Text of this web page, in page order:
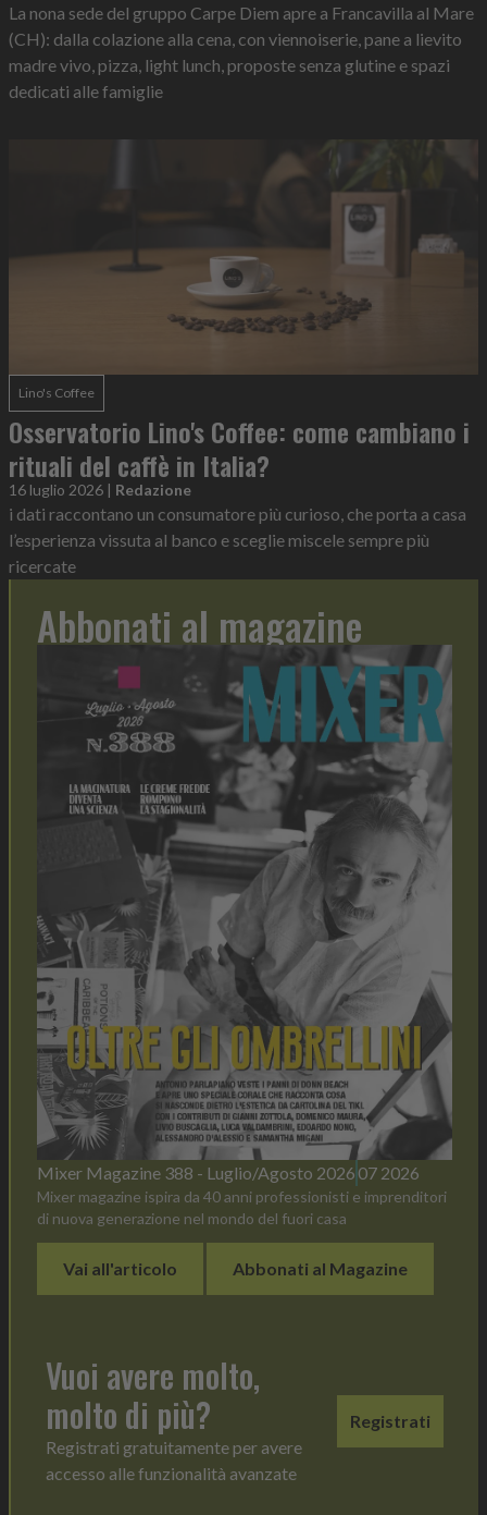
La nona sede del gruppo Carpe Diem apre a Francavilla al Mare
(CH): dalla colazione alla cena, con viennoiserie, pane a lievito
madre vivo, pizza, light lunch, proposte senza glutine e spazi
dedicati alle famiglie
Lino's Coffee
Osservatorio Lino's Coffee: come cambiano i
rituali del caffè in Italia?
16 luglio 2026 | Redazione
i dati raccontano un consumatore più curioso, che porta a casa
l’esperienza vissuta al banco e sceglie miscele sempre più
ricercate
Abbonati al magazine
Mixer Magazine 388 - Luglio/Agosto 2026 07 2026
Mixer magazine ispira da 40 anni professionisti e imprenditori
di nuova generazione nel mondo del fuori casa
Vai all'articolo Abbonati al Magazine
Vuoi avere molto,
molto di più?
Registrati gratuitamente per avere
accesso alle funzionalità avanzate
Registrati